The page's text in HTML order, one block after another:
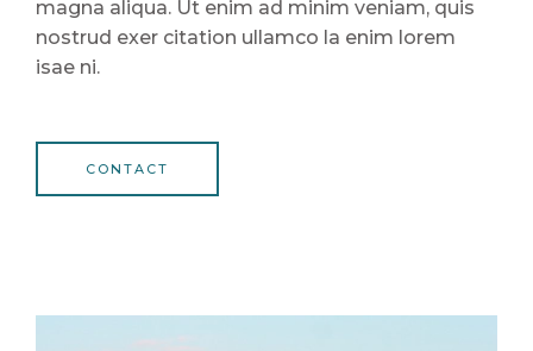
magna aliqua. Ut enim ad minim veniam, quis
nostrud exer citation ullamco la enim lorem
isae ni.
CONTACT